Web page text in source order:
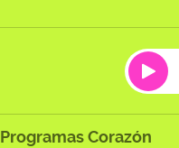
Programas Corazón